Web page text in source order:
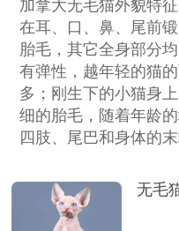
加拿大无毛猫外貌特
在耳、口、鼻、尾前
胎毛，其它全身部分
有弹性，越年轻的猫
多；刚生下的小猫身
细的胎毛，随着年龄
四肢、尾巴和身体的末
无毛